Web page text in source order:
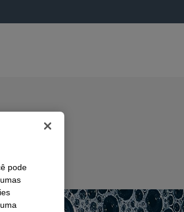
pode